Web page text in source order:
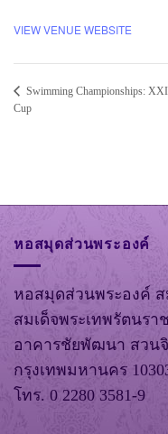
VIEW VENUE WEBSITE
Swimming Championships:
Cup
หอสมุดส่วนพระองค์
หอสมุดส่วนพระองค์ ส
สมเด็จพระเทพรัตนร
อาคารชัยพัฒนา สวน
กรุงเทพมหานคร
โทร. 0 2280 3581-9